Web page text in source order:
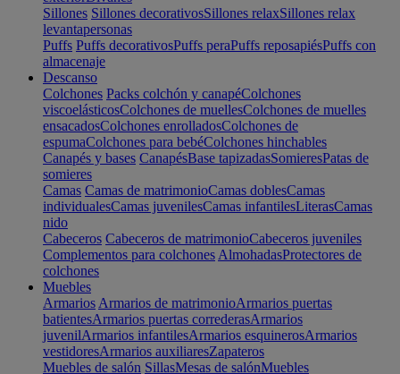
Sillones Sillones decorativosSillones relaxSillones relax
levantapersonas
Puffs Puffs decorativosPuffs peraPuffs reposapiésPuffs con
almacenaje
Descanso
Colchones Packs colchón y canapéColchones
viscoelásticosColchones de muellesColchones de muelles
ensacadosColchones enrolladosColchones de
espumaColchones para bebéColchones hinchables
Canapés y bases CanapésBase tapizadasSomieresPatas de
somieres
Camas Camas de matrimonioCamas doblesCamas
individualesCamas juvenilesCamas infantilesLiterasCamas
nido
Cabeceros Cabeceros de matrimonioCabeceros juveniles
Complementos para colchones AlmohadasProtectores de
colchones
Muebles
Armarios Armarios de matrimonioArmarios puertas
batientesArmarios puertas correderasArmarios
juvenilArmarios infantilesArmarios esquinerosArmarios
vestidoresArmarios auxiliaresZapateros
Muebles de salón SillasMesas de salónMuebles